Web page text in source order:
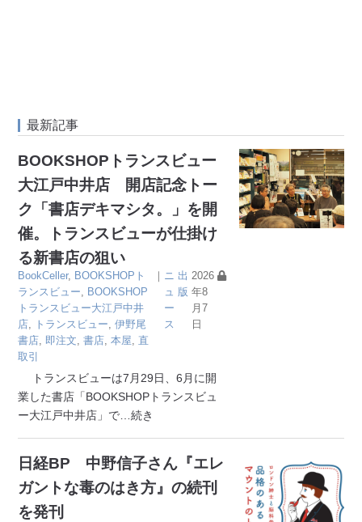
最新記事
BOOKSHOPトランスビュー
大江戸中井店 開店記念トー
ク「書店デキマシタ。」を開
催。トランスビューが仕掛け
る新書店の狙い
BookCeller, BOOKSHOPト
ランスビュー, BOOKSHOP
トランスビュー大江戸中井
店, トランスビュー,伊野尾
書店, 即注文,書店,本屋, 直
取引
｜ ニ
ュ
ー
ス
出
版
2026
年8
月7
日
トランスビューは7月29日、6月に開
業した書店「BOOKSHOPトランスビュ
ー大江戸中井店」で …続き
日経BP 中野信子さん『エレ
ガントな毒のはき方』の続刊
を発刊